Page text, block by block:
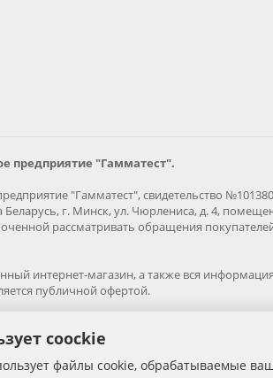
предприятие "Гамматест".
"Гамматест", свидетельство
г. Минск, ул. Чюрлениса, д. 4,
рассматривать обращения
интернет-магазин, а также вся
публичной офертой.
интернет-магазина gammatest.by. Все права
правообладателя запрена.
coockie
файлы cookie, обрабатываемые